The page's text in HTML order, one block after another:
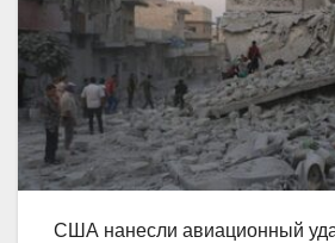
США нанесли авиационный